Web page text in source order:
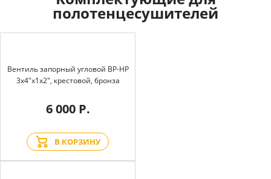
полотенцесушителей
Вентиль запорный угловой BP-HP
3х4"х1х2", крестовой, бронза
6 000 Р.
В КОРЗИНУ